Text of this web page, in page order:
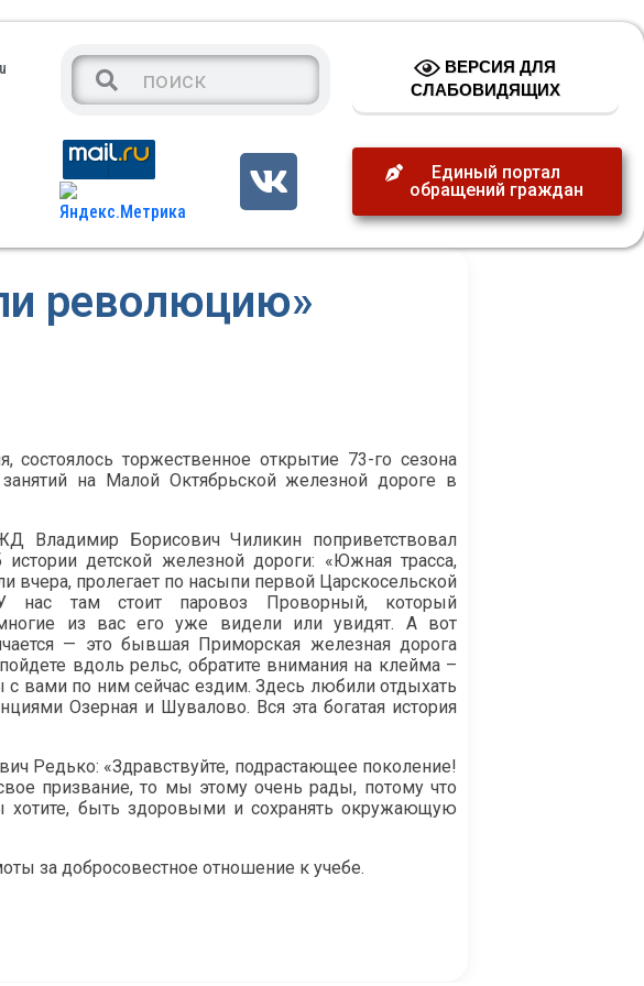
ВЕРСИЯ ДЛЯ
СЛАБОВИДЯЩИХ
Единый портал
обращений граждан
революцию»
состоялось торжественное открытие 73-го сезона
занятий на Малой Октябрьской железной дороге в
Владимир Борисович Чиликин поприветствовал
истории детской железной дороги: «Южная трасса,
вчера, пролегает по насыпи первой Царскосельской
нас там стоит паровоз Проворный, который
из вас его уже видели или увидят. А вот
— это бывшая Приморская железная дорога
вдоль рельс, обратите внимания на клейма –
вами по ним сейчас ездим. Здесь любили отдыхать
Озерная и Шувалово. Вся эта богатая история
Редько: «Здравствуйте, подрастающее поколение!
призвание, то мы этому очень рады, потому что
быть здоровыми и сохранять окружающую
за добросовестное отношение к учебе.